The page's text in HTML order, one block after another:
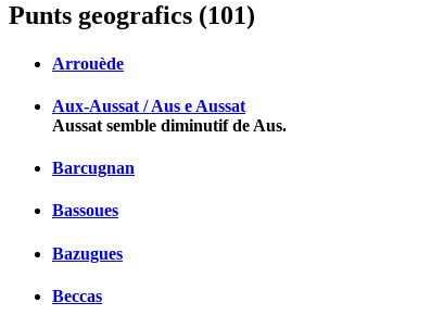
Punts geografics (101)
Arrouède
Aux-Aussat / Aus e Aussat
Aussat semble diminutif de Aus.
Barcugnan
Bassoues
Bazugues
Beccas